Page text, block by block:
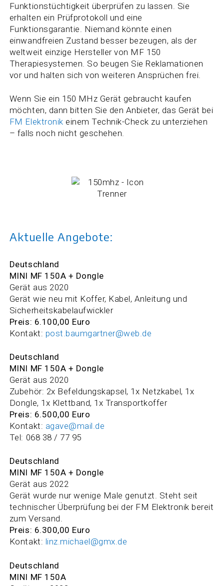
Funktionstüchtigkeit überprüfen zu lassen. Sie
erhalten ein Prüfprotokoll und eine
Funktionsgarantie. Niemand könnte einen
einwandfreien Zustand besser bezeugen, als der
weltweit einzige Hersteller von MF 150
Therapiesystemen. So beugen Sie Reklamationen
vor und halten sich von weiteren Ansprüchen frei.
Wenn Sie ein 150 MHz Gerät gebraucht kaufen
möchten, dann bitten Sie den Anbieter, das Gerät bei
FM Elektronik einem Technik-Check zu unterziehen
– falls noch nicht geschehen.
Aktuelle Angebote:
Deutschland
MINI MF 150A + Dongle
Gerät aus 2020
Gerät wie neu mit Koffer, Kabel, Anleitung und
Sicherheitskabelaufwickler
Preis: 6.100,00 Euro
Kontakt: post.baumgartner@web.de
Deutschland
MINI MF 150A + Dongle
Gerät aus 2020
Zubehör: 2x Befeldungskapsel, 1x Netzkabel, 1x
Dongle, 1x Klettband, 1x Transportkoffer
Preis: 6.500,00 Euro
Kontakt: agave@mail.de
Tel: 068 38 / 77 95
Deutschland
MINI MF 150A + Dongle
Gerät aus 2022
Gerät wurde nur wenige Male genutzt. Steht seit
technischer Überprüfung bei der FM Elektronik bereit
zum Versand.
Preis: 6.300,00 Euro
Kontakt: linz.michael@gmx.de
Deutschland
MINI MF 150A